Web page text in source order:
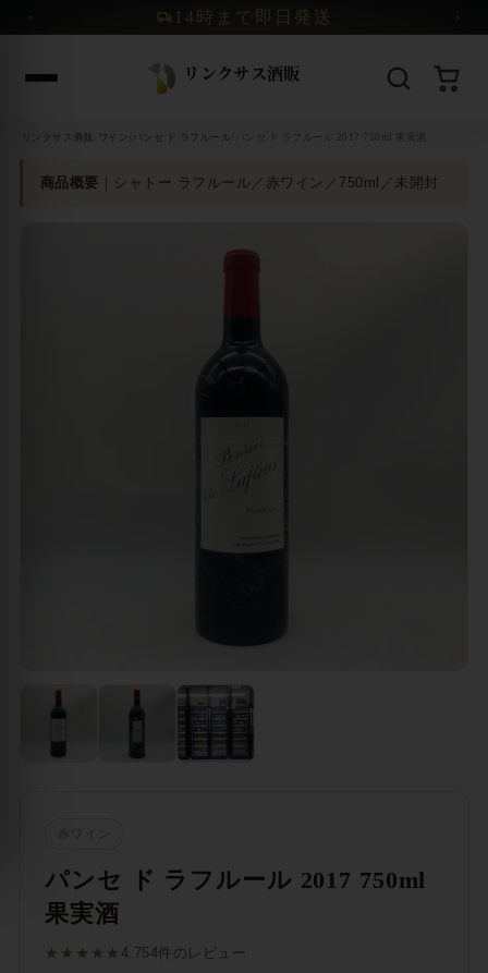
‹ 14時まで即日発送 ›
リンクサス酒販 ワイン パンセ ド ラフルール パンセ ド ラフルール 2017 750ml 果実酒
商品概要 ｜シャトー ラフルール／赤ワイン／750ml／未開封
赤ワイン
パンセ ド ラフルール 2017 750ml
果実酒
★★★★★ 4.75 4件のレビュー